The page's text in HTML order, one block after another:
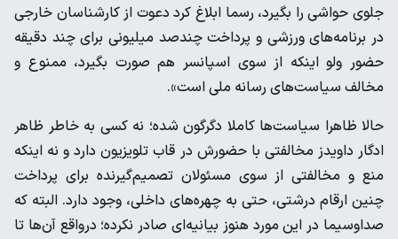
جلوی حواشی را بگیرد، رسما ابلاغ کرد دعوت از کارشناسان خارجی
در برنامه‌های ورزشی و پرداخت چند‌صد میلیونی برای چند دقیقه
حضور ولو اینکه از سوی اسپانسر هم صورت بگیرد، ممنوع و
مخالف سیاست‌های رسانه ملی است».
حالا ظاهرا سیاست‌ها کاملا دگرگون شده؛ نه کسی به خاطر ظاهر
ادگار داویدز مخالفتی با حضورش در قاب تلویزیون دارد و نه اینکه
منع و مخالفتی از سوی مسئولان تصمیم‌گیرنده برای پرداخت
چنین ارقام درشتی، حتی به چهره‌های داخلی، وجود دارد. البته که
صداوسیما در این مورد هنوز بیانیه‌ای صادر نکرده؛ درواقع آن‌ها تا